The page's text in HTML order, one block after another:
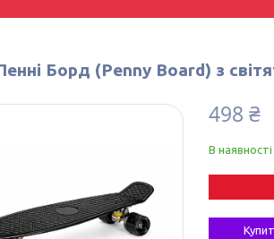
Борд (Penny Board) з
498 ₴
В наявності